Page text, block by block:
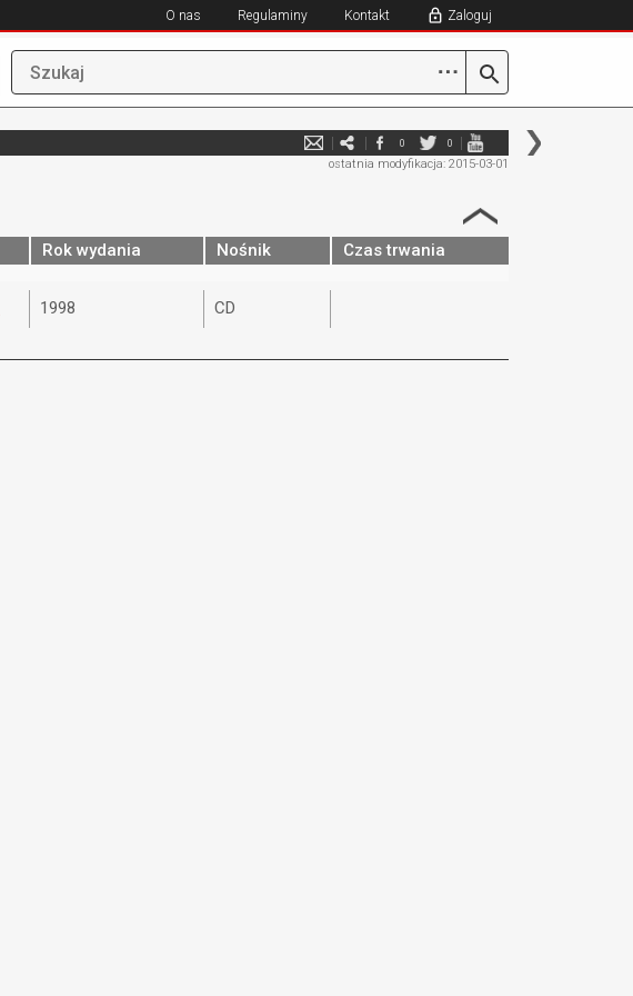
O nas Regulaminy Kontakt Zaloguj
⋯
0 0
ostatnia modyfikacja: 2015-03-01
Rok wydania Nośnik Czas trwania
1998 CD